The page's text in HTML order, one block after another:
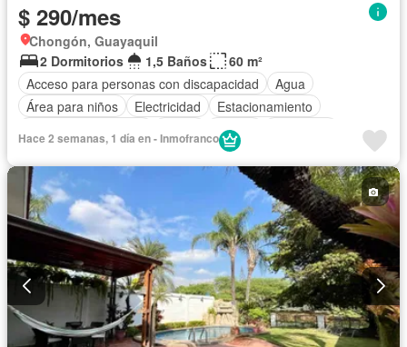
$ 290/mes
Chongón, Guayaquil
2 Dormitorios
1,5 Baños
60 m²
Acceso para personas con discapacidad
Agua
Área para niños
Electricidad
Estacionamiento
Piscina
Sin amoblar
Hace 2 semanas, 1 día en - Inmofranco